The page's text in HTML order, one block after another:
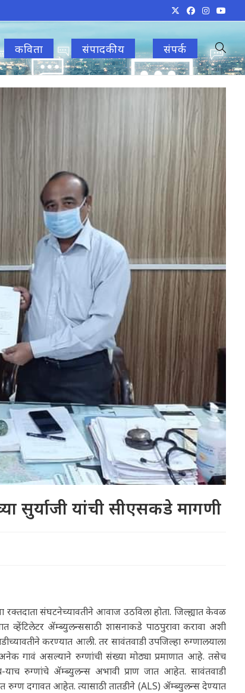
कविता संपादकीय संपर्क Toggle
search
सुर्याजी यांची सीएसकडे मागणी
संघटनेच्यावतीने आवाज उठविला होता. जिल्ह्यात केवळ
व्हेंटिलेटर ॲम्ब्युलन्ससाठी शासनाकडे पाठपुरावा करावा अशी
करण्यात आली. तर सावंतवाडी उपजिल्हा रुग्णालयाला
गावं असल्याने रुग्णांची संख्या मोठ्या प्रमाणात आहे. तसेच
रुग्णांचे ॲम्ब्युलन्स अभावी प्राण जात आहेत. सावंतवाडी
रुग्ण दगावत आहेत. त्यासाठी तातडीने (ALS) ॲम्ब्युलन्स देण्यात